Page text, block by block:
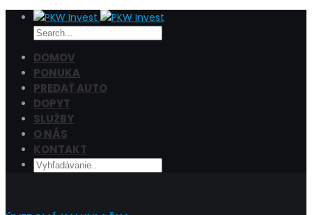
DOMOV
PONUKA
PREDAŤ AUTO
DOPYT
SLUŽBY
O NÁS
KONTAKT
Cena
Filtrovať